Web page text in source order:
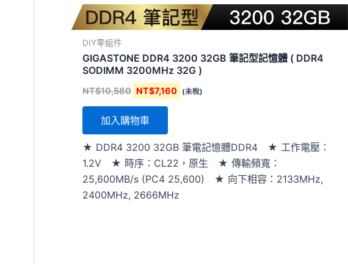
DIY零組件
GIGASTONE DDR4 3200 32GB 筆記型記憶體 ( DDR4
SODIMM 3200MHz 32G )
NT$10,580 NT$7,160 (未稅)
加入購物車
★ DDR4 3200 32GB 筆電記憶體DDR4 ★ 工作電壓：
1.2V ★ 時序：CL22，原生 ★ 傳輸頻寬：
25,600MB/s (PC4 25,600) ★ 向下相容：2133MHz,
2400MHz, 2666MHz